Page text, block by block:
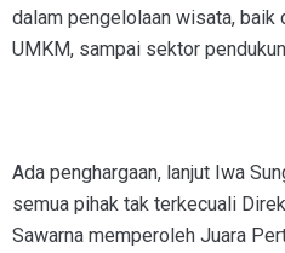
dalam pengelolaan wisata,
UMKM, sampai sektor
Ada penghargaan, lanjut Iwa
semua pihak tak terkecuali
Sawarna memperoleh Juara